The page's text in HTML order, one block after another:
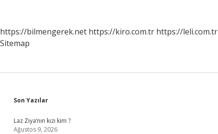
https://bilmengerek.net https://kiro.com.tr https://leli.com.tr
Sitemap
Sidebar
Son Yazılar
Laz Ziya’nın kızı kim ?
Ağustos 9, 2026